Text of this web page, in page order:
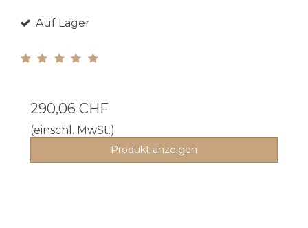
Auf Lager
290,06 CHF
(einschl. MwSt.)
Produkt anzeigen